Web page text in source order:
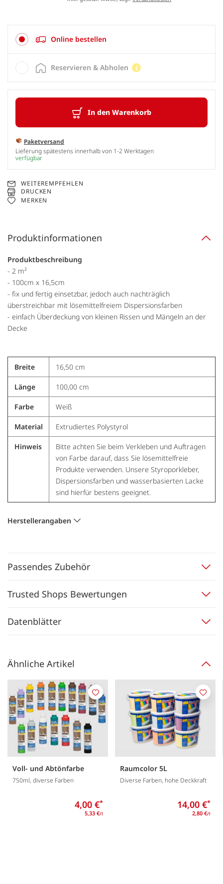
Online bestellen
In den Warenkorb
Paketversand
Lieferung spätestens innerhalb von 1-2 Werktagen
verfügbar
Reservieren & Abholen
WEITEREMPFEHLEN
DRUCKEN
MERKEN
Produktinformationen
Produktbeschreibung
- 2 m²
- 100cm x 16,5cm
- fix und fertig einsetzbar, jedoch auch nachträglich
überstreichbar mit lösemittelfreiem Dispersionsfarben
- einfach Überdeckung von kleinen Rissen und Mängeln an der
Decke
Breite 16,50 cm
Länge 100,00 cm
Farbe Weiß
Material Extrudiertes Polystyrol
Hinweis
Bitte achten Sie beim Verkleben und Auftragen
von Farbe darauf, dass Sie lösemittelfreie
Produkte verwenden. Unsere Styroporkleber,
Dispersionsfarben und wasserbasierten Lacke
sind hierfür bestens geeignet.
Herstellerangaben
Passendes Zubehör
Trusted Shops Bewertungen
Datenblätter
Ähnliche Artikel
Voll- und Abtönfarbe
750ml, diverse Farben
4,00 €*
5,33 €/l
Merken
Raumcolor 5L
Diverse Farben, hohe Deckkraft
14,00 €*
2,80 €/l